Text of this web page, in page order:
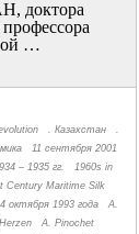
доктора
…
. Казахстан
.
11 сентября 2001
– 1935 гг.
1960s in
Century Maritime Silk
4 октября 1993 года
A.
A. Pinochet